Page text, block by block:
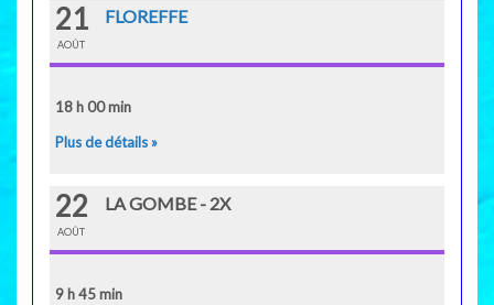
21
AOÛT
FLOREFFE
18 h 00 min
Plus de détails »
22
AOÛT
LA GOMBE - 2X
9 h 45 min